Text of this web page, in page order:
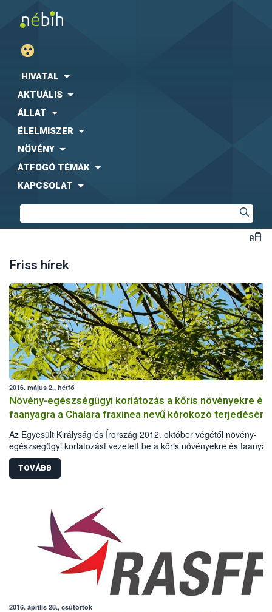
HIVATAL
AKTUÁLIS
ÁLLAT
ÉLELMISZER
NÖVÉNY
ÁTFOGÓ TÉMÁK
KAPCSOLAT
Friss hírek
2016. május 2., hétfő
Növény-egészségügyi korlátozás a kőris növényekre és
faanyagra a Chalara fraxinea nevű kórokozó terjedésének
megakadályozására
Az Egyesült Királyság és Írország 2012. október végétől növény-
egészségügyi korlátozást vezetett be a kőris növényekre és
A korlátozást a Chalara fraxinea nevű gomba Brit-szigeteki észlelése
indokolta, a nagy jelentőségű kőrisfáik megvédése érdekében.
TOVÁBB
2016. április 28., csütörtök